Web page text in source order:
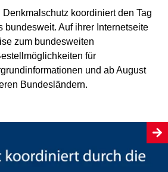
koordiniert den Tag
bundesweit. Auf ihrer Internetseite
zum bundesweiten
für
und ab August
Bundesländern.